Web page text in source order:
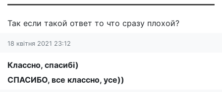
Так если такой ответ то что сразу плохой?
18 квітня 2021 23:12
Классно, спасибі)
СПАСИБО, все классно, усе))